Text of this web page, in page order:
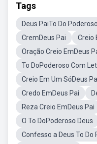
Tags
Deus PaiTo Do Poderoso
CremDeus Pai
Creio
Oração Creio EmDeus
To DoPoderoso Com
Creio Em Um SóDeus
Credo EmDeus Pai
Reza Creio EmDeus Pai
O To DoPoderoso Deus
Confesso a Deus To Do